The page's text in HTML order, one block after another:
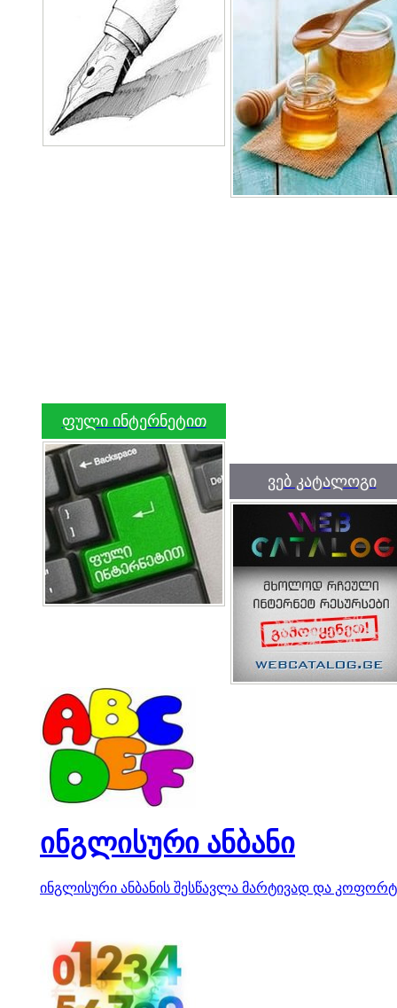
ფული ინტერნეტით
ვებ კატალოგი
ინგლისური ანბანი
ინგლისური ანბანის შესწავლა მარტივად და